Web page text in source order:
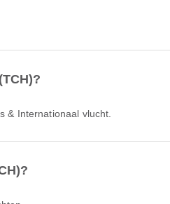
& Internationaal vlucht.